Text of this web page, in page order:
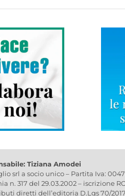
Tiziana Amodei
srl a socio unico – Partita Iva:
n. 317 del 29.03.2002 – iscrizione
diretti dell’editoria D.Lgs 70/2017